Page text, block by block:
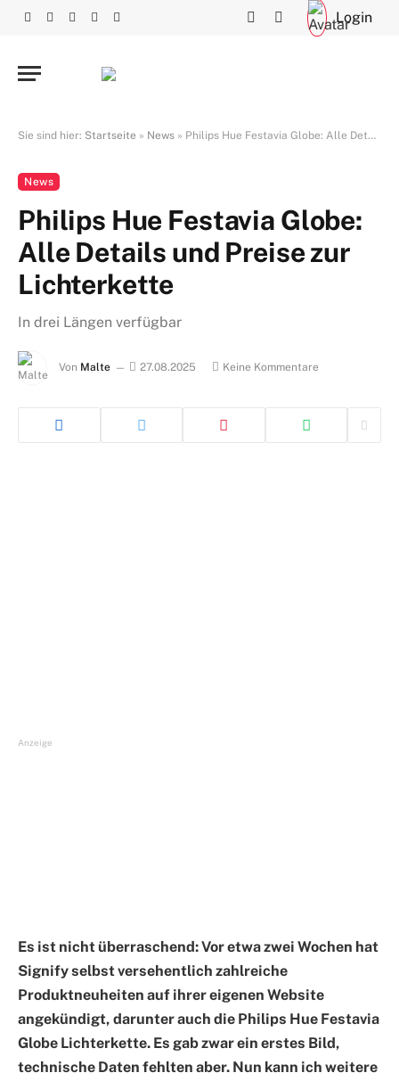
Facebook
X
RSSInstagram
YouTube Login
Sie sind hier: Startseite » News » Philips Hue Festavia Globe: Alle Details und Preise zur Lichterkette
News
Philips Hue Festavia Globe:
Alle Details und Preise zur
Lichterkette
In drei Längen verfügbar
Von Malte 27.08.2025 Keine Kommentare
Anzeige
Es ist nicht überraschend: Vor etwa zwei Wochen hat
Signify selbst versehentlich zahlreiche
Produktneuheiten auf ihrer eigenen Website
angekündigt, darunter auch die Philips Hue Festavia
Globe Lichterkette. Es gab zwar ein erstes Bild,
technische Daten fehlten aber. Nun kann ich weitere